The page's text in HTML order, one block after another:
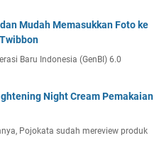
Mudah Memasukkan Foto ke
Baru Indonesia (GenBI) 6.0
Night Cream Pemakaian
Pojokata sudah mereview produk